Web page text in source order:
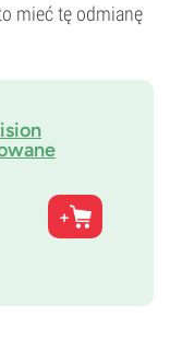
mieć tę odmianę